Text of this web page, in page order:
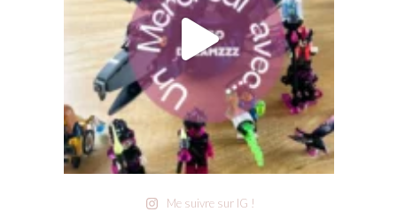
Me suivre sur IG !